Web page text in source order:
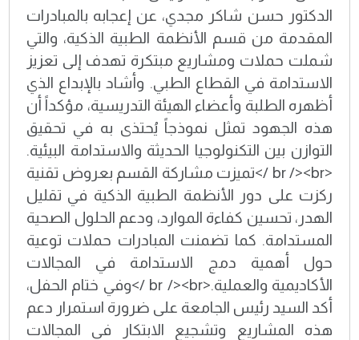
الدكتور حسن شاكر مجدي، عن إعجابه بالمبادرات
المقدمة من قسم الأنظمة الطبية الذكية، والتي
شملت حملات ومشاريع مبتكرة تهدف إلى تعزيز
الاستدامة في القطاع الطبي. وأشاد بالإبداع الذي
أظهره الطلبة وأعضاء الهيئة التدريسية، مؤكداً أن
هذه الجهود تمثل نموذجاً يُحتذى به في تحقيق
التوازن بين التكنولوجيا الحديثة والاستدامة البيئية.
<br /><br />تميزت مشاركة القسم بعروض تقنية
ركزت على دور الأنظمة الطبية الذكية في تقليل
الهدر، تحسين كفاءة الموارد، ودعم الحلول الصحية
المستدامة. كما تضمنت المبادرات حملات توعية
حول أهمية دمج الاستدامة في المجالات
الأكاديمية والعملية.<br /><br />وفي ختام الحفل،
أكد السيد رئيس الجامعة على ضرورة استمرار دعم
هذه المشاريع وتشجيع الابتكار في المجالات